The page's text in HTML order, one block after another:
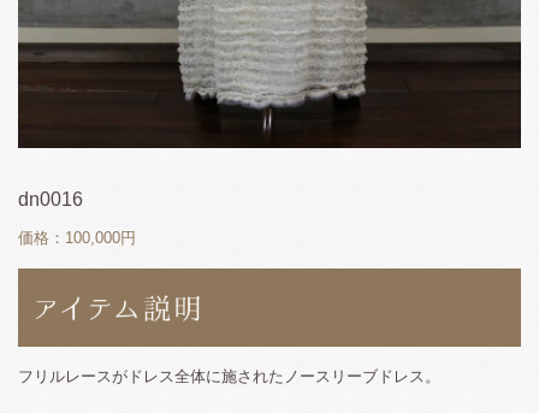
dn0016
価格：100,000円
フリルレースがドレス全体に施されたノースリーブドレス。